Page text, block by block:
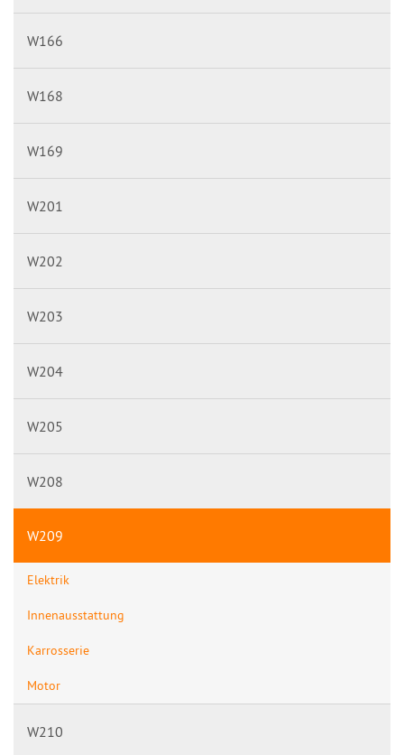
W166
W168
W169
W201
W202
W203
W204
W205
W208
W209
Elektrik
Innenausstattung
Karrosserie
Motor
W210